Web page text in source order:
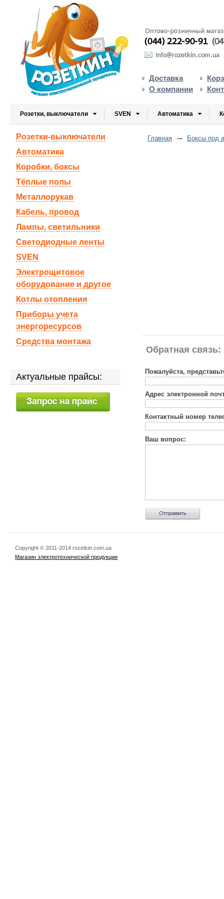
Доставка
О компании
Розетки, выключатели SVEN Автоматика
Главная Боксы под
Обратная связь:
Пожалуйста,
Адрес электронной
Контактный номер
Ваш вопрос:
Розетки-выключатели
Автоматика
Коробки, боксы
Тёплые полы
Металлорукав
Кабель, провод
Лампы, светильники
Светодиодные ленты
SVEN
Электрощитовое
оборудование и другое
Котлы отопления
Приборы учета
энергоресурсов
Средства монтажа
Актуальные прайсы:
Copyright © 2011-2014 rozetkin.com.ua
Магазин электротехнической продукции